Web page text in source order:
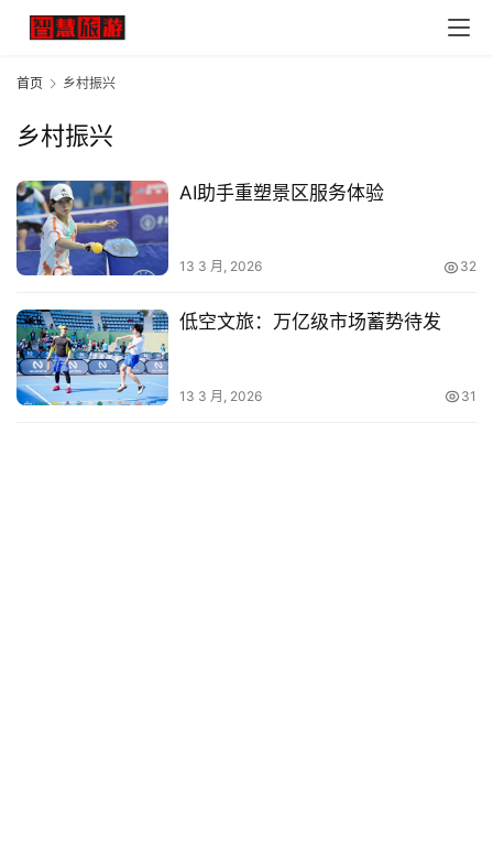
首页 乡村振兴
乡村振兴
AI助手重塑景区服务体验
13 3 月, 2026 32
低空文旅：万亿级市场蓄势待发
13 3 月, 2026 31